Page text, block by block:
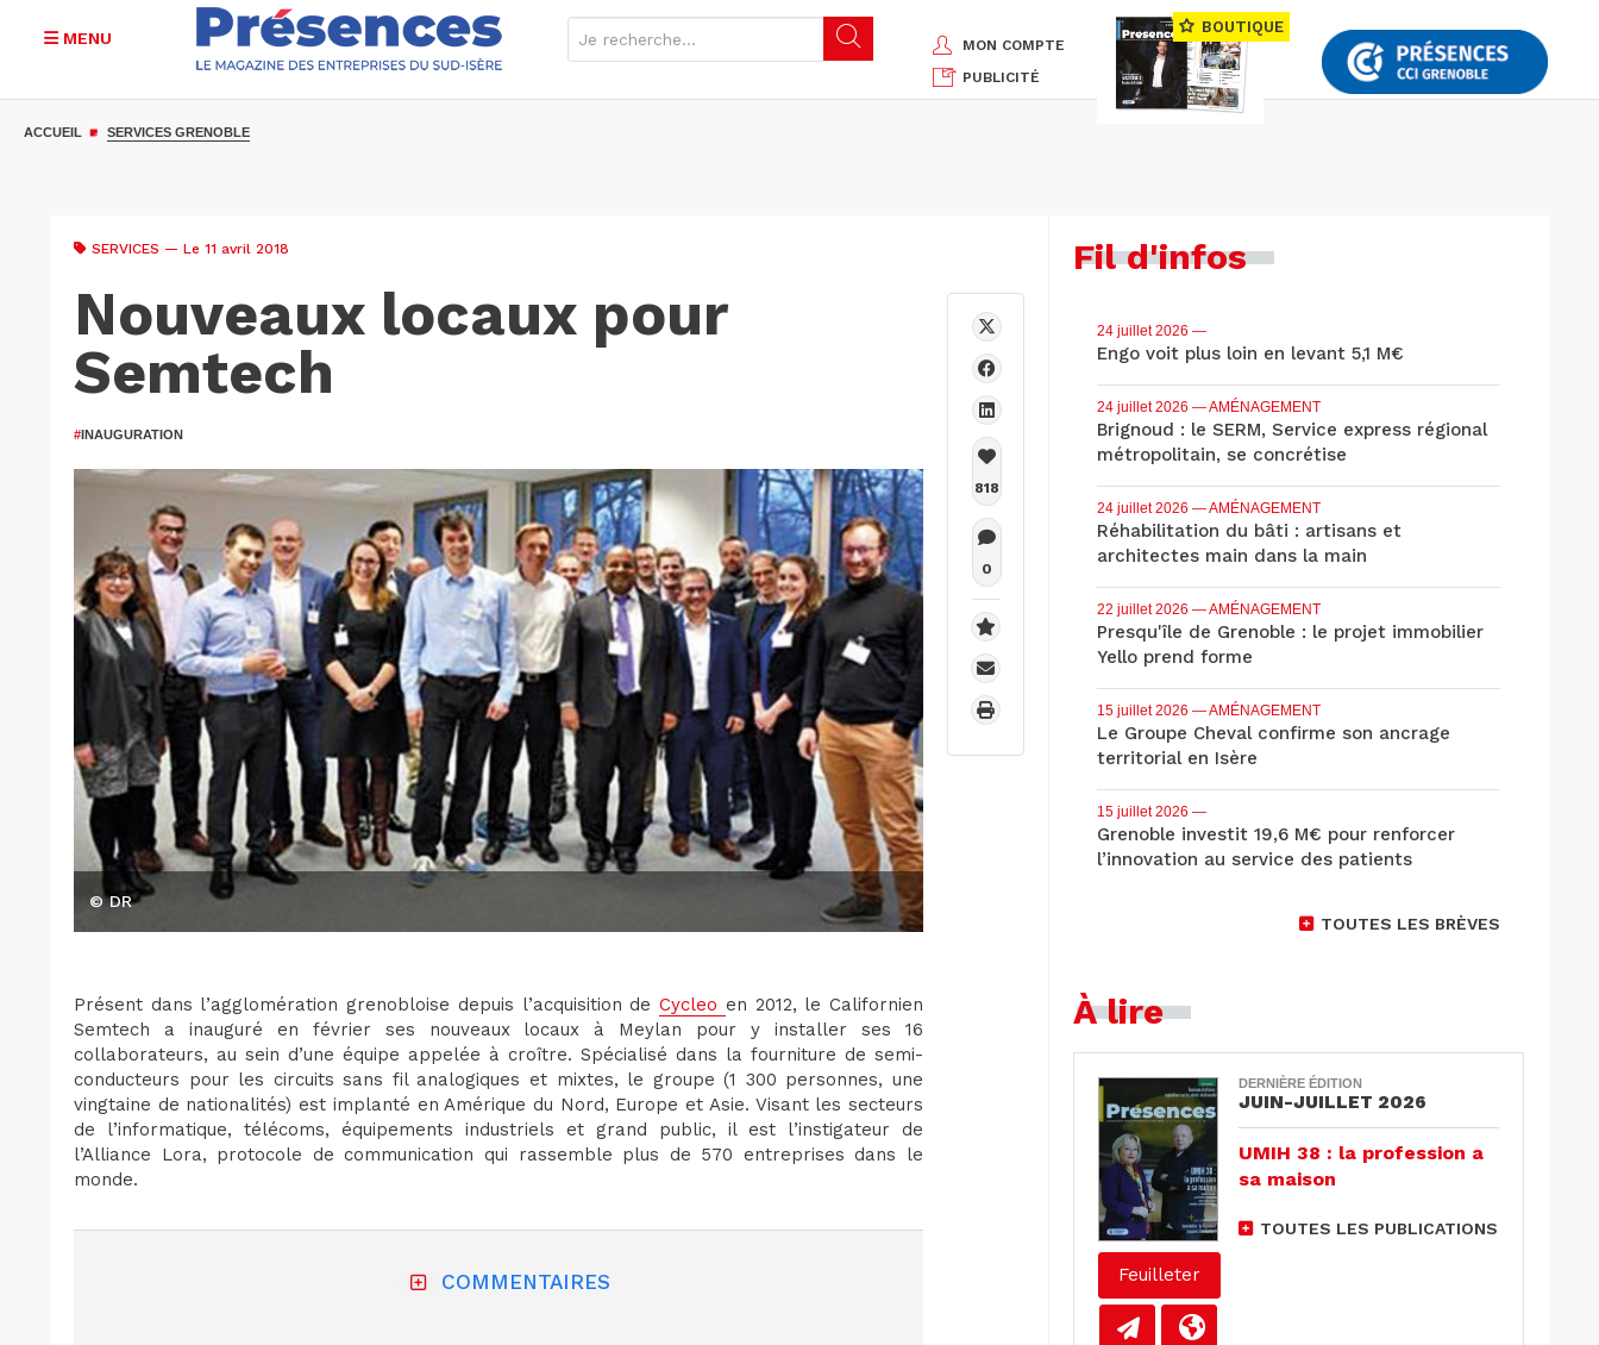
MENU
MON COMPTE
PUBLICITÉ
BOUTIQUE
ACCUEIL SERVICES GRENOBLE
SERVICES — Le 11 avril 2018
Nouveaux locaux pour
Semtech
#INAUGURATION
© DR
Présent dans l’agglomération grenobloise depuis l’acquisition deCycleo en 2012, le Californien
Semtech a inauguré en février ses nouveaux locaux à Meylan pour y installer ses 16
collaborateurs, au sein d’une équipe appelée à croître. Spécialisé dans la fourniture de semi-
conducteurs pour les circuits sans fil analogiques et mixtes, le groupe (1 300 personnes, une
vingtaine de nationalités) est implanté en Amérique du Nord, Europe et Asie. Visant les secteurs
de l’informatique, télécoms, équipements industriels et grand public, il est l’instigateur de
l’Alliance Lora, protocole de communication qui rassemble plus de 570 entreprises dans le
monde.
COMMENTAIRES
818
0
Fil d'infos
24 juillet 2026 —
Engo voit plus loin en levant 5,1 M€
24 juillet 2026 — AMÉNAGEMENT
Brignoud : le SERM, Service express régional
métropolitain, se concrétise
24 juillet 2026 — AMÉNAGEMENT
Réhabilitation du bâti : artisans et
architectes main dans la main
22 juillet 2026 — AMÉNAGEMENT
Presqu'île de Grenoble : le projet immobilier
Yello prend forme
15 juillet 2026 — AMÉNAGEMENT
Le Groupe Cheval confirme son ancrage
territorial en Isère
15 juillet 2026 —
Grenoble investit 19,6 M€ pour renforcer
l’innovation au service des patients
TOUTES LES BRÈVES
À lire
Feuilleter
DERNIÈRE ÉDITION
JUIN-JUILLET 2026
UMIH 38 : la profession a
sa maison
TOUTES LES PUBLICATIONS